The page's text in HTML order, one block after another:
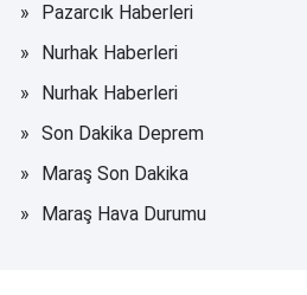
Pazarcık Haberleri
Nurhak Haberleri
Nurhak Haberleri
Son Dakika Deprem
Maraş Son Dakika
Maraş Hava Durumu